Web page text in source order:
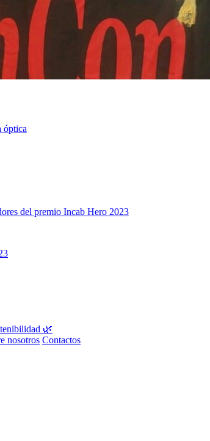
óptica
del premio Incab Hero 2023
🌿
nosotros Contactos